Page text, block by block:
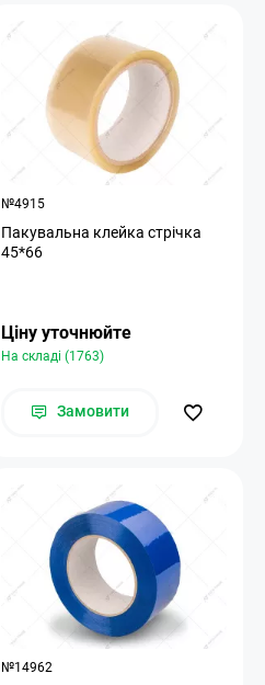
№4915
Пакувальна клейка стрічка
45*66
Ціну уточнюйте
На складі (1763)
Замовити
№14962